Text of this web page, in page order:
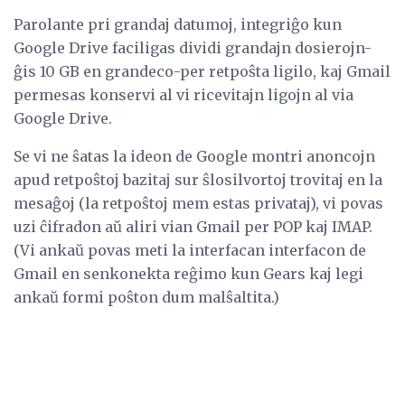
Parolante pri grandaj datumoj, integriĝo kun
Google Drive faciligas dividi grandajn dosierojn-
ĝis 10 GB en grandeco-per retpoŝta ligilo, kaj Gmail
permesas konservi al vi ricevitajn ligojn al via
Google Drive.
Se vi ne ŝatas la ideon de Google montri anoncojn
apud retpoŝtoj bazitaj sur ŝlosilvortoj trovitaj en la
mesaĝoj (la retpoŝtoj mem estas privataj), vi povas
uzi ĉifradon aŭ aliri vian Gmail per POP kaj IMAP.
(Vi ankaŭ povas meti la interfacan interfacon de
Gmail en senkonekta reĝimo kun Gears kaj legi
ankaŭ formi poŝton dum malŝaltita.)